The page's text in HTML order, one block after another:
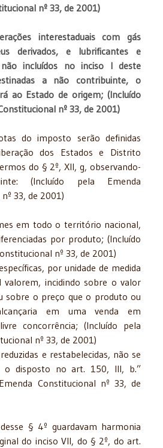
nº 33, de 2001)
interestaduais com gás
derivados, e lubrificantes e
não incluídos no inciso I deste
a não contribuinte, o
ao Estado de origem; (Incluído
nº 33, de 2001)
do imposto serão definidas
dos Estados e Distrito
do § 2º, XII, g, observando-
(Incluído pela Emenda
33, de 2001)
em todo o território nacional,
por produto; (Incluído
nº 33, de 2001)
por unidade de medida
valorem, incidindo sobre o valor
sobre o preço que o produto ou
em uma venda em
concorrência; (Incluído pela
nº 33, de 2001)
e restabelecidas, não se
o disposto no art. 150, III, b.”
Constitucional nº 33, de
§ 4º guardavam harmonia
do inciso VII, do § 2º, do art.